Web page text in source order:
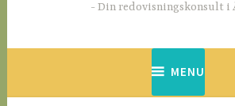
Din redovisningskonsult i
MENU